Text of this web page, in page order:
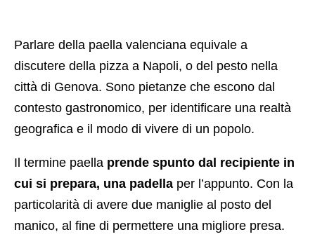
Parlare della paella valenciana equivale a
discutere della pizza a Napoli, o del pesto nella
città di Genova. Sono pietanze che escono dal
contesto gastronomico, per identificare una realtà
geografica e il modo di vivere di un popolo.
Il termine paella prende spunto dal recipiente in
cui si prepara, una padella per l’appunto. Con la
particolarità di avere due maniglie al posto del
manico, al fine di permettere una migliore presa.